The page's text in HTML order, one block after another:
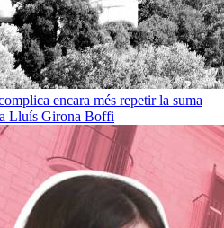
encara més repetir la suma
Lluís Girona Boffi